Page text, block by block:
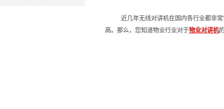
近几年无线对讲机在国内各行业都非
高。那么，您知道物业行业对于物业对讲机